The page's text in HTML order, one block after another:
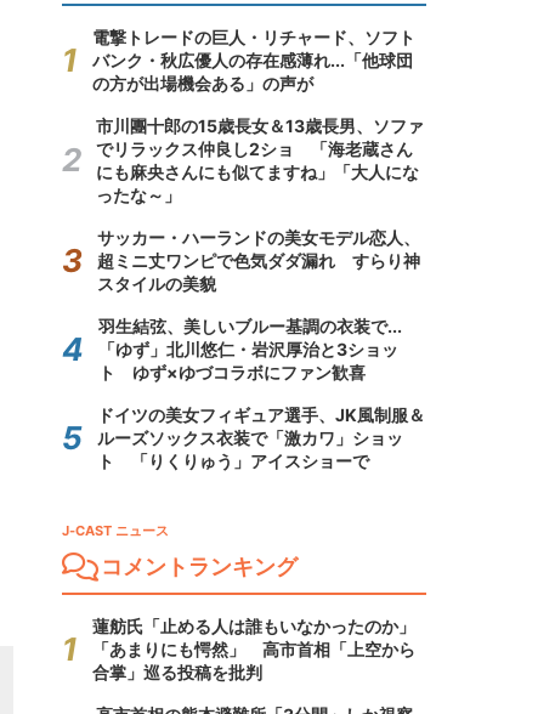
電撃トレードの巨人・リチャード、ソフト
バンク・秋広優人の存在感薄れ...「他球団
の方が出場機会ある」の声が
市川團十郎の15歳長女＆13歳長男、ソファ
でリラックス仲良し2ショ 「海老蔵さん
にも麻央さんにも似てますね」「大人にな
ったな～」
サッカー・ハーランドの美女モデル恋人、
超ミニ丈ワンピで色気ダダ漏れ すらり神
スタイルの美貌
羽生結弦、美しいブルー基調の衣装で...
「ゆず」北川悠仁・岩沢厚治と3ショッ
ト ゆず×ゆづコラボにファン歓喜
ドイツの美女フィギュア選手、JK風制服＆
ルーズソックス衣装で「激カワ」ショッ
ト 「りくりゅう」アイスショーで
J-CAST ニュース
コメントランキング
蓮舫氏「止める人は誰もいなかったのか」
「あまりにも愕然」 高市首相「上空から
合掌」巡る投稿を批判